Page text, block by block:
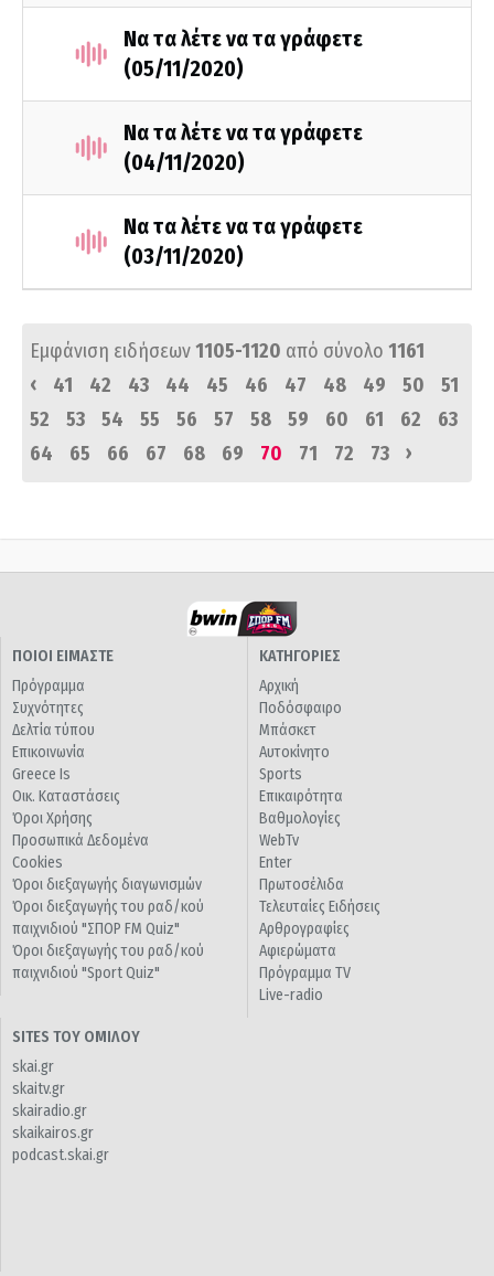
Να τα λέτε να τα γράφετε
(05/11/2020)
Να τα λέτε να τα γράφετε
(04/11/2020)
Να τα λέτε να τα γράφετε
(03/11/2020)
Εμφάνιση ειδήσεων1105-1120 από σύνολο 1161
‹
41 42 43 44 45 46 47 48 49 50
51
52
53 54 55 56 57 58 59 60 61 62
63
64
65 66 67 68 69 70 71 72 73 ›
ΠΟΙΟΙ ΕΙΜΑΣΤΕ
Πρόγραμμα
Συχνότητες
Δελτία τύπου
Επικοινωνία
Greece Is
Οικ. Καταστάσεις
Όροι Χρήσης
Προσωπικά Δεδομένα
Cookies
Όροι διεξαγωγής διαγωνισμών
Όροι διεξαγωγής του ραδ/κού
παιχνιδιού "ΣΠΟΡ FM Quiz"
Όροι διεξαγωγής του ραδ/κού
παιχνιδιού "Sport Quiz"
ΚΑΤΗΓΟΡΙΕΣ
Αρχική
Ποδόσφαιρο
Μπάσκετ
Αυτοκίνητο
Sports
Επικαιρότητα
Βαθμολογίες
WebTv
Enter
Πρωτοσέλιδα
Τελευταίες Ειδήσεις
Αρθρογραφίες
Αφιερώματα
Πρόγραμμα TV
Live-radio
SITES ΤΟΥ ΟΜΙΛΟΥ
skai.gr
skaitv.gr
skairadio.gr
skaikairos.gr
podcast.skai.gr